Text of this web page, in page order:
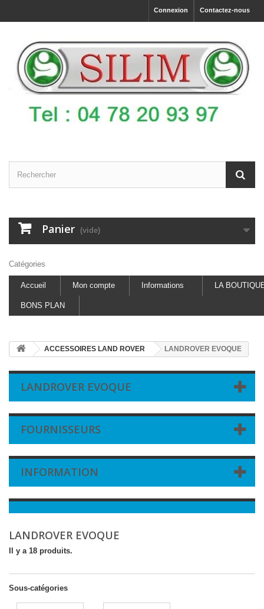
Contactez-nous
Connexion
Panier (vide)
Catégories
Accueil Mon compte Informations LA
BONS PLAN
ACCESSOIRES LAND ROVER LANDROVER EVOQUE
LANDROVER EVOQUE
FOURNISSEURS
INFORMATION
LANDROVER EVOQUE
Il y a 18 produits.
Sous-catégories